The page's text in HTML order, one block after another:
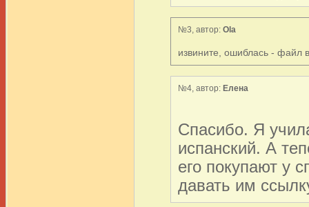
№3, автор: Ola
извините, ошиблась - файл
№4, автор: Елена
Спасибо. Я
испанский. А
его покупают у
давать им